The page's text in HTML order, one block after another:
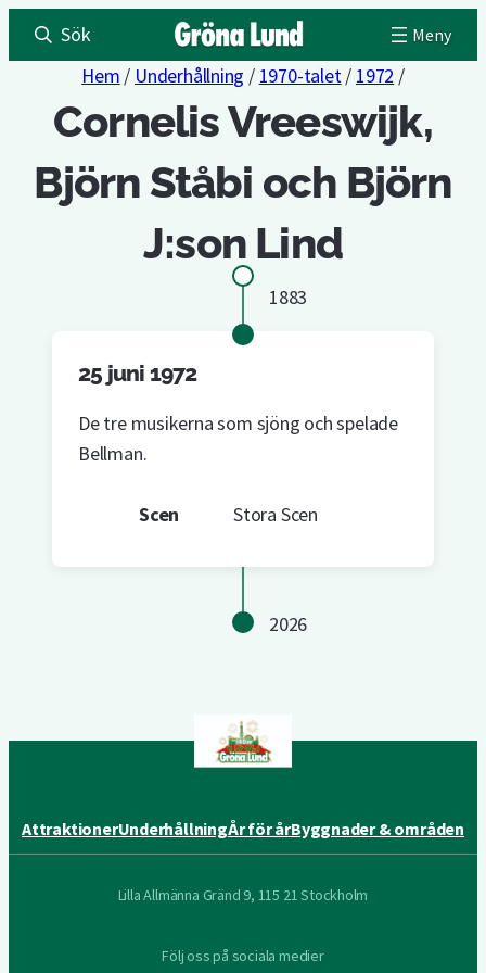
Sök
Hem / Underhållning / 1970-talet/ 1972 /
Cornelis Vreeswijk,
Björn Ståbi och Björn
J:son Lind
1883
25 juni 1972
De tre musikerna som sjöng och spelade
Bellman.
Scen Stora Scen
2026
AttraktionerUnderhållningÅr för årByggnader & områden
Lilla Allmänna Gränd 9, 115 21 Stockholm
Följ oss på sociala medier